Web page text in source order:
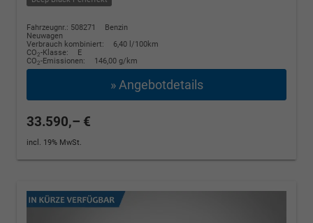
Fahrzeugnr.: 508271
Benzin
Neuwagen
Verbrauch kombiniert:
6,40 l/100km
CO2-Klasse:
E
CO2-Emissionen: 146,00 g/km
» Angebotdetails
33.590,– €
incl. 19% MwSt.